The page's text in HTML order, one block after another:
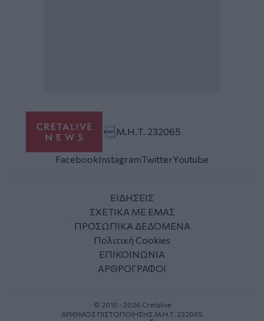
Μ.Η.Τ. 232065
FacebookInstagramTwitterYoutube
ΕΙΔΗΣΕΙΣ
ΣΧΕΤΙΚΑ ΜΕ ΕΜΑΣ
ΠΡΟΣΩΠΙΚΑ ΔΕΔΟΜΕΝΑ
Πολιτική Cookies
ΕΠΙΚΟΙΝΩΝΙΑ
ΑΡΘΡΟΓΡΑΦΟΙ
© 2010 - 2026 Cretalive
ΑΡΙΘΜΟΣ ΠΙΣΤΟΠΟΙΗΣΗΣ Μ.Η.Τ. 232065